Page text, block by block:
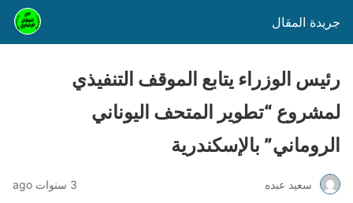
جريدة المقال
رئيس الوزراء يتابع الموقف التنفيذي
لمشروع “تطوير المتحف اليوناني
الروماني” بالإسكندرية
سعيد عبده 3 سنوات ago